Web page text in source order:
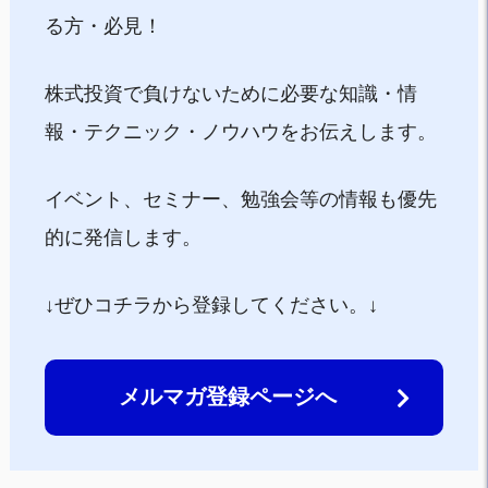
る方・必見！
株式投資で負けないために必要な知識・情
報・テクニック・ノウハウをお伝えします。
イベント、セミナー、勉強会等の情報も優先
的に発信します。
↓ぜひコチラから登録してください。↓
メルマガ登録ページへ